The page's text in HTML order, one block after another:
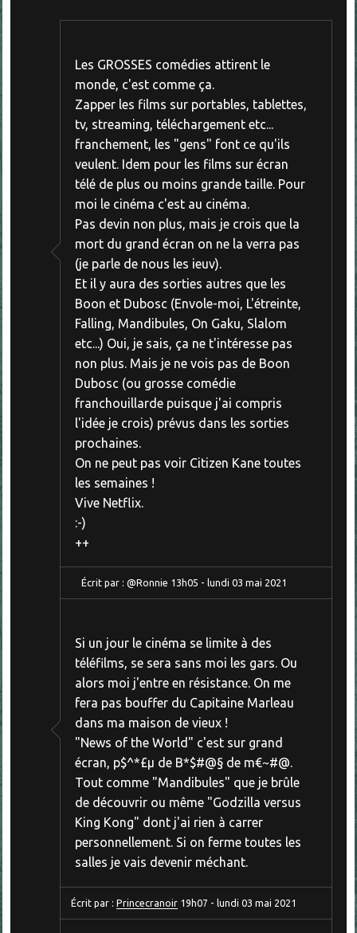
Les GROSSES comédies attirent le
monde, c'est comme ça.
Zapper les films sur portables, tablettes,
tv, streaming, téléchargement etc...
franchement, les "gens" font ce qu'ils
veulent. Idem pour les films sur écran
télé de plus ou moins grande taille. Pour
moi le cinéma c'est au cinéma.
Pas devin non plus, mais je crois que la
mort du grand écran on ne la verra pas
(je parle de nous les ieuv).
Et il y aura des sorties autres que les
Boon et Dubosc (Envole-moi, L'étreinte,
Falling, Mandibules, On Gaku, Slalom
etc...) Oui, je sais, ça ne t'intéresse pas
non plus. Mais je ne vois pas de Boon
Dubosc (ou grosse comédie
franchouillarde puisque j'ai compris
l'idée je crois) prévus dans les sorties
prochaines.
On ne peut pas voir Citizen Kane toutes
les semaines !
Vive Netflix.
:-)
++
Écrit par : @Ronnie 13h05 - lundi 03 mai 2021
Si un jour le cinéma se limite à des
téléfilms, se sera sans moi les gars. Ou
alors moi j'entre en résistance. On me
fera pas bouffer du Capitaine Marleau
dans ma maison de vieux !
"News of the World" c'est sur grand
écran, p$^*£µ de B*$#@§ de m€~#@.
Tout comme "Mandibules" que je brûle
de découvrir ou même "Godzilla versus
King Kong" dont j'ai rien à carrer
personnellement. Si on ferme toutes les
salles je vais devenir méchant.
Écrit par :Princecranoir 19h07 - lundi 03 mai 2021